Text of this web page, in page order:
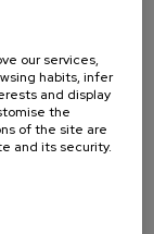
las
our services,
habits, infer
and display
the
of the site are
and its security.